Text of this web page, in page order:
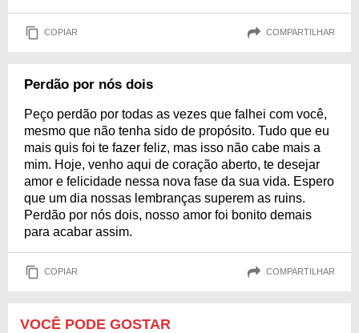
COPIAR COMPARTILHAR
Perdão por nós dois
Peço perdão por todas as vezes que falhei com você,
mesmo que não tenha sido de propósito. Tudo que eu
mais quis foi te fazer feliz, mas isso não cabe mais a
mim. Hoje, venho aqui de coração aberto, te desejar
amor e felicidade nessa nova fase da sua vida. Espero
que um dia nossas lembranças superem as ruins.
Perdão por nós dois, nosso amor foi bonito demais
para acabar assim.
COPIAR COMPARTILHAR
VOCÊ PODE GOSTAR